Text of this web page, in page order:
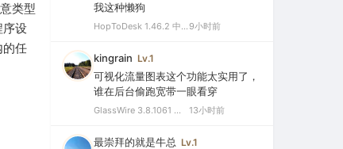
类型
序设
的任
我这种懒狗
HopToDesk 1.46.2 中文绿色版（免费远程协助工具）9小时前
kingrain Lv.1
可视化流量图表这个功能太实用了，
谁在后台偷跑宽带一眼看穿
GlassWire 3.8.1061 中文特别版（可视化网络监控与个人防火墙） 13小时前
最崇拜的就是牛总 Lv.1